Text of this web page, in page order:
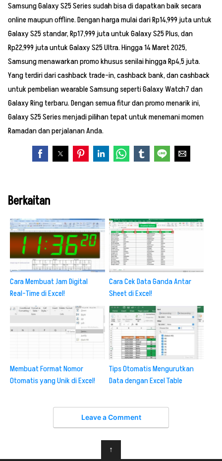
Samsung Galaxy S25 Series sudah bisa di dapatkan baik secara
online maupun offline. Dengan harga mulai dari Rp14,999 juta untuk
Galaxy S25 standar, Rp17,999 juta untuk Galaxy S25 Plus, dan
Rp22,999 juta untuk Galaxy S25 Ultra. Hingga 14 Maret 2025,
Samsung menawarkan promo khusus senilai hingga Rp4,5 juta.
Yang terdiri dari cashback trade-in, cashback bank, dan cashback
untuk pembelian wearable Samsung seperti Galaxy Watch7 dan
Galaxy Ring terbaru. Dengan semua fitur dan promo menarik ini,
Galaxy S25 Series menjadi pilihan tepat untuk menemani momen
Ramadan dan perjalanan Anda.
Berkaitan
Cara Membuat Jam Digital
Real-Time di Excel!
Cara Cek Data Ganda Antar
Sheet di Excel!
Membuat Format Nomor
Otomatis yang Unik di Excel!
Tips Otomatis Mengurutkan
Data dengan Excel Table
Leave a Comment
↑